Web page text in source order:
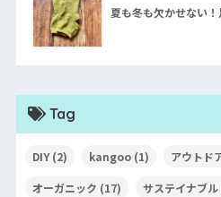
夏も冬も欠かせない
Tag
DIY(2) kangoo(1) アウトド
オーガニック (17) サステイナブル